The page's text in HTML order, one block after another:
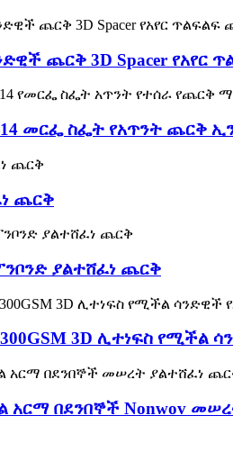
ጨርቅ 3D Spacer የአየር
መርፌ ስፌት የአጥንት ጨርቅ
ጨርቅ
ያልተሸፈነ ጨርቅ
3D ሊተነፍስ የሚችል
አርማ በደንበኞች Nonwov